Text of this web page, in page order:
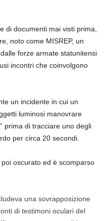
di documenti mai visti prima,
noto come MISREP, un
forze armate statunitensi
incontri che coinvolgono
un incidente in cui un
luminosi manovrare
prima di tracciare uno degli
per circa 20 secondi.
oscurato ed è scomparso